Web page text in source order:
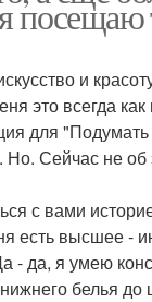
посещаю
и
это всегда как
для "Подумать
Но. Сейчас не об
с вами
есть высшее -
- да, я умею
нижнего белья